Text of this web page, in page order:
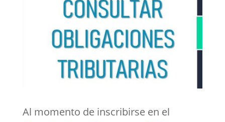
Al momento de inscribirse en el